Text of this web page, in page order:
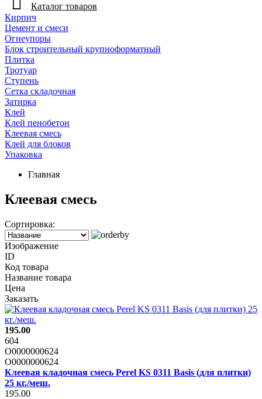
Каталог товаров
Кирпич
Цемент и смеси
Огнеупоры
Блок строительный крупноформатный
Плитка
Тротуар
Ступень
Сетка складочная
Затирка
Клей
Клей пенобетон
Клеевая смесь
Клей для блоков
Упаковка
Главная
Клеевая смесь
Сортировка:
Изображение
ID
Код товара
Название товара
Цена
Заказать
195.00
604
О0000000624
О0000000624
Клеевая кладочная смесь Perel KS 0311 Basis (для плитки)
25 кг./меш.
195.00